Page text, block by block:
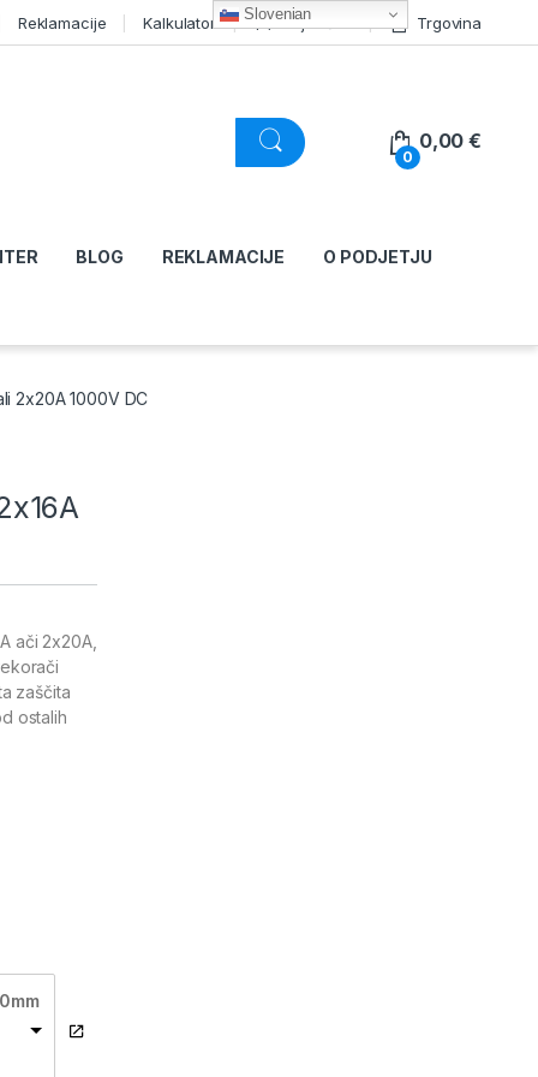
Reklamacije Kalkulator Moj račun Trgovina
0
0,00€
BLOG REKLAMACIJE O PODJETJU
2x20A 1000V DC
ači 2x20A,
zaščita
ostalih
Slovenian